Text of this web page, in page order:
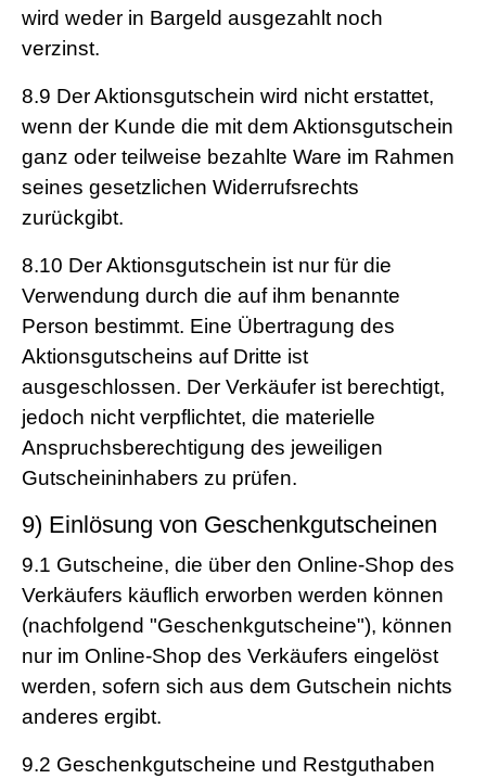
wird weder in Bargeld ausgezahlt noch
verzinst.
8.9 Der Aktionsgutschein wird nicht erstattet,
wenn der Kunde die mit dem Aktionsgutschein
ganz oder teilweise bezahlte Ware im Rahmen
seines gesetzlichen Widerrufsrechts
zurückgibt.
8.10 Der Aktionsgutschein ist nur für die
Verwendung durch die auf ihm benannte
Person bestimmt. Eine Übertragung des
Aktionsgutscheins auf Dritte ist
ausgeschlossen. Der Verkäufer ist berechtigt,
jedoch nicht verpflichtet, die materielle
Anspruchsberechtigung des jeweiligen
Gutscheininhabers zu prüfen.
9) Einlösung von Geschenkgutscheinen
9.1 Gutscheine, die über den Online-Shop des
Verkäufers käuflich erworben werden können
(nachfolgend "Geschenkgutscheine"), können
nur im Online-Shop des Verkäufers eingelöst
werden, sofern sich aus dem Gutschein nichts
anderes ergibt.
9.2 Geschenkgutscheine und Restguthaben